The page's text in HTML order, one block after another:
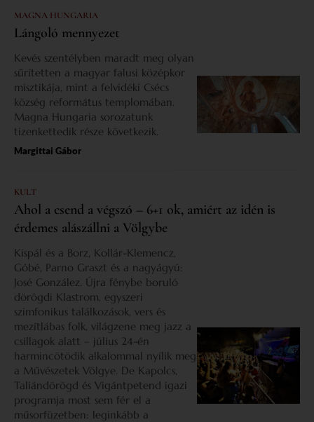
MAGNA HUNGARIA
Lángoló mennyezet
Kevés szentélyben maradt meg olyan
sűrítetten a magyar falusi középkor
misztikája, mint a felvidéki Csécs
község református templomában.
Magna Hungaria sorozatunk
tizenkettedik része következik.
Margittai Gábor
KULT
Ahol a csend a végszó – 6+1 ok, amiért az idén is
érdemes alászállni a Völgybe
Kispál és a Borz, Kollár-Klemencz,
Góbé, Parno Graszt és a nagyágyú:
José González. Újra fénybe boruló
dörögdi Klastrom, egyszeri
szimfonikus találkozások, vers és
mezítlábas folk, világzene meg jazz a
csillagok alatt – július 24-én
harmincötödik alkalommal nyílik meg
a Művészetek Völgye. De Kapolcs,
Taliándörögd és Vigántpetend igazi
programja most sem fér el a
műsorfüzetben: leginkább a